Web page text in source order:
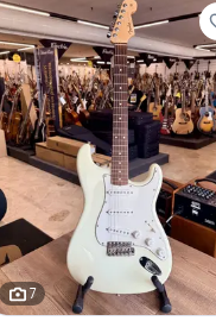
7